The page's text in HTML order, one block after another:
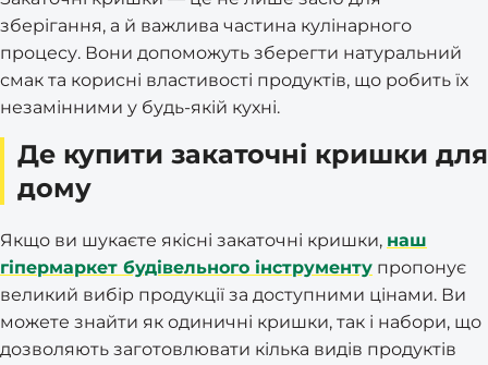
зберігання, а й важлива частина кулінарного
процесу. Вони допоможуть зберегти натуральний
смак та корисні властивості продуктів, що робить їх
незамінними у будь-якій кухні.
Де купити закаточні кришки для
дому
Якщо ви шукаєте якісні закаточні кришки, наш
гіпермаркет будівельного інструменту пропонує
великий вибір продукції за доступними цінами. Ви
можете знайти як одиничні кришки, так і набори, що
дозволяють заготовлювати кілька видів продуктів